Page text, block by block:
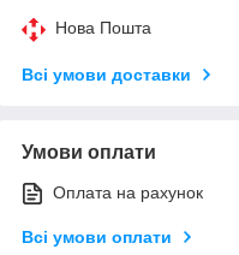
Нова Пошта
Всі умови доставки
Умови оплати
Оплата на рахунок
Всі умови оплати